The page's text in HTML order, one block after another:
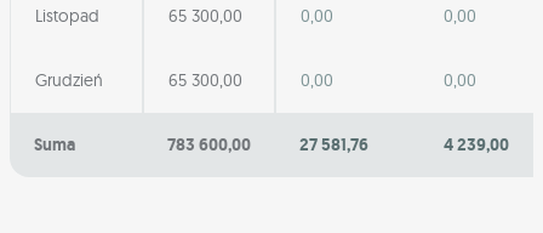
Listopad 65 300,00 0,00 0,00
Grudzień 65 300,00 0,00 0,00
Suma 783 600,00 27 581,76 4 239,00